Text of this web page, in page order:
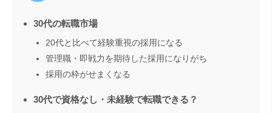
30代の転職市場
20代と比べて経験重視の採用になる
管理職・即戦力を期待した採用になりがち
採用の枠がせまくなる
30代で資格なし・未経験で転職できる？